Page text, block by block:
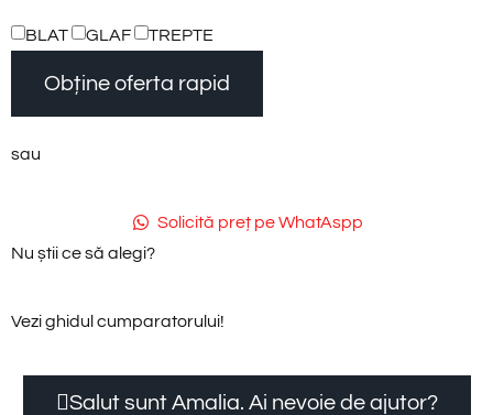
BLAT GLAF TREPTE
Obține oferta rapid
sau
Solicită preț pe WhatAspp
Nu știi ce să alegi?
Vezi ghidul cumparatorului!
Salut sunt Amalia. Ai nevoie de ajutor?